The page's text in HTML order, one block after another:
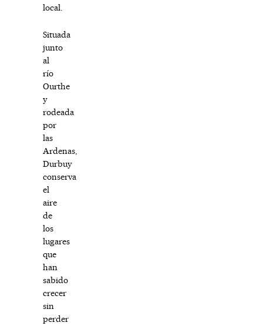
local.
Situada
junto
al
río
Ourthe
y
rodeada
por
las
Ardenas,
Durbuy
conserva
el
aire
de
los
lugares
que
han
sabido
crecer
sin
perder